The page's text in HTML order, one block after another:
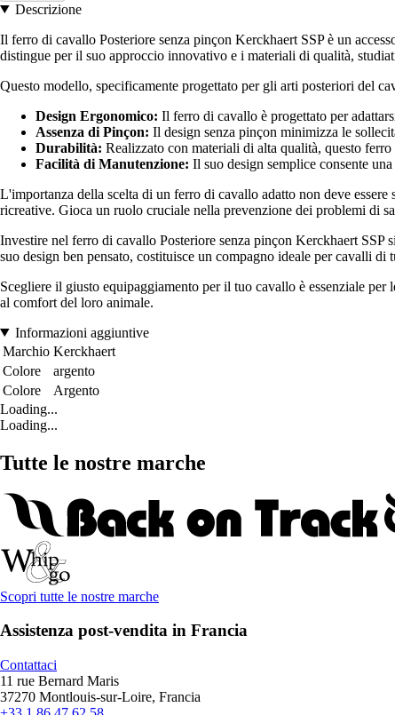
Descrizione
Il ferro di cavallo Posteriore senza pinçon Kerckhaert SSP è un
distingue per il suo approccio innovativo e i materiali di qualità,
Questo modello, specificamente progettato per gli arti posteriori del
Design Ergonomico: Il ferro di cavallo è progettato per
Assenza di Pinçon: Il design senza pinçon minimizza le
Durabilità: Realizzato con materiali di alta qualità, questo
Facilità di Manutenzione: Il suo design semplice consente
L'importanza della scelta di un ferro di cavallo adatto non deve
ricreative. Gioca un ruolo cruciale nella prevenzione dei problemi di
Investire nel ferro di cavallo Posteriore senza pinçon Kerckhaert
suo design ben pensato, costituisce un compagno ideale per cavalli di
Scegliere il giusto equipaggiamento per il tuo cavallo è essenziale
al comfort del loro animale.
Informazioni aggiuntive
Marchio Kerckhaert
Colore
argento
Colore
Argento
Loading...
Loading...
Tutte le nostre marche
Scopri tutte le nostre marche
Assistenza post-vendita in Francia
Contattaci
11 rue Bernard Maris
37270 Montlouis-sur-Loire, Francia